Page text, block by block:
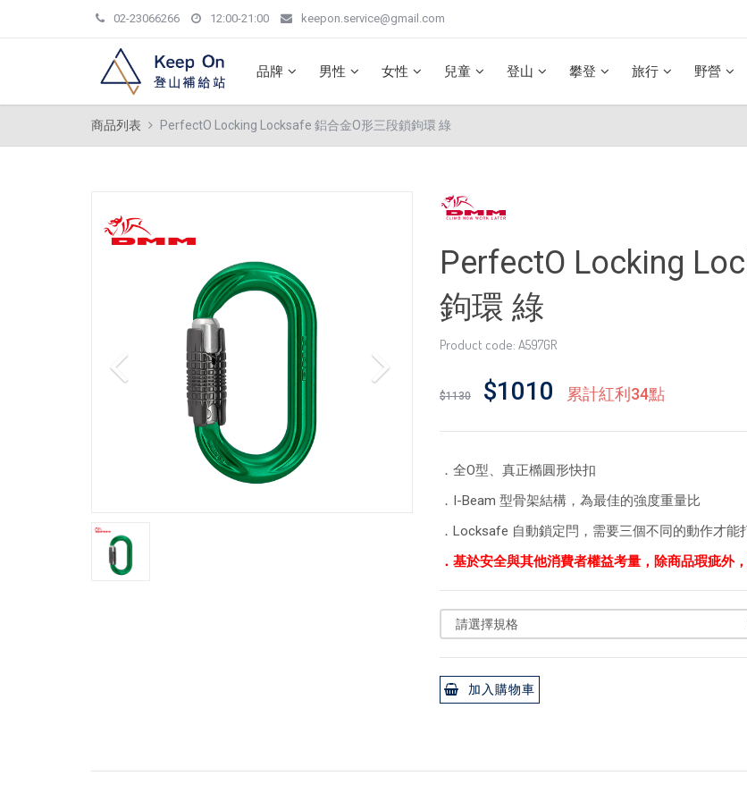
02-23066266 12:00-21:00 keepon.service@gmail.com
品牌 男性 女性 兒童 登山 攀登 旅行 野營
商品列表 PerfectO Locking Locksafe 鋁合金O形三段鎖鉤環 綠
PerfectO Locking
鉤環 綠
Product code: A597GR
$1130 $1010 累計紅利34點
．全O型、真正橢圓形快扣
．I-Beam 型骨架結構，為最佳的強度重量比
．Locksafe 自動鎖定閂，需要三個不同的動作才
．基於安全與其他消費者權益考量，除商品瑕疵外
加入購物車